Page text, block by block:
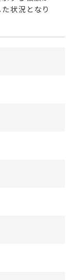
状況となり